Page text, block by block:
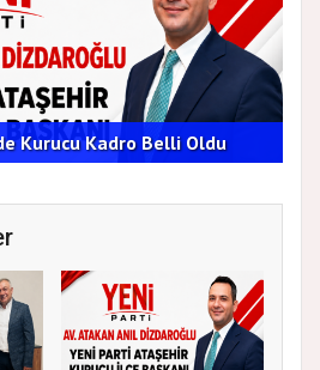
Kurucu Kadro Belli Oldu